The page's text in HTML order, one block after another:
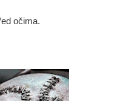
očima.